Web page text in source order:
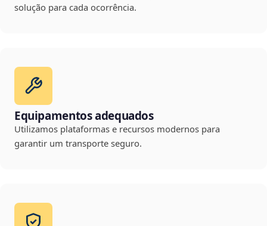
solução para cada ocorrência.
Equipamentos adequados
Utilizamos plataformas e recursos modernos para
garantir um transporte seguro.